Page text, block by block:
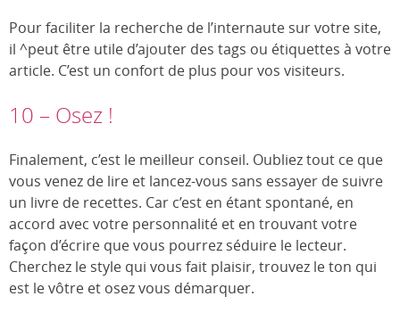
Pour faciliter la recherche de l’internaute sur votre site,
il ^peut être utile d’ajouter des tags ou étiquettes à votre
article. C’est un confort de plus pour vos visiteurs.
10 – Osez !
Finalement, c’est le meilleur conseil. Oubliez tout ce que
vous venez de lire et lancez-vous sans essayer de suivre
un livre de recettes. Car c’est en étant spontané, en
accord avec votre personnalité et en trouvant votre
façon d’écrire que vous pourrez séduire le lecteur.
Cherchez le style qui vous fait plaisir, trouvez le ton qui
est le vôtre et osez vous démarquer.